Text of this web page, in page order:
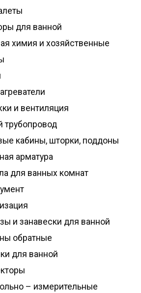
для ванной
химия и хозяйственные
и вентиляция
трубопровод
кабины, шторки, поддоны
арматура
для ванных комнат
и занавески для ванной
обратные
для ванной
– измерительные